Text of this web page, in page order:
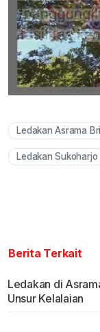
Ledakan Asrama
Ledakan Sukoharjo
Berita Terkait
Ledakan di
Unsur Kelalaian